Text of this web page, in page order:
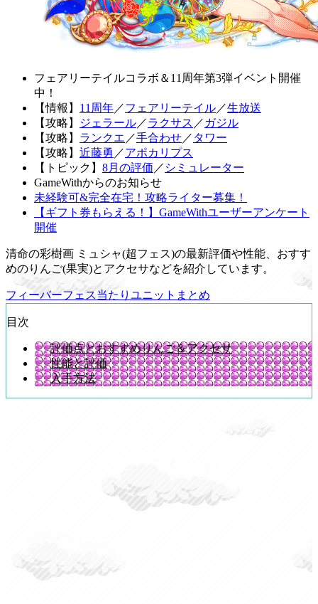
フェアリーテイルコラボ＆11周年第3弾イベント開催
中！
【情報】 11周年／フェアリーテイル／生放送
【攻略】
ジェラール／ラクサス ／ ガジル
【攻略】 ランクエ ／手合わせ／ タワー
【攻略】 近藤勇 ／アポカリプス
【トピック】 8月の評価 ／ シミュレーター
GameWithからのお知らせ
未経験可&完全在宅！攻略ライター募集！
【ギフト券もらえる！】GameWithユーザーアンケート
開催
清命の彩樹画 ミュシャ(超フェス)の最新評価や性能、おすす
めのりんご(果実)とアクセサなどを紹介しています。
フィーバーフェス当たりユニットまとめ
目次
評価点とおすすめりんご＆アクセサ
性能と評価
入手方法